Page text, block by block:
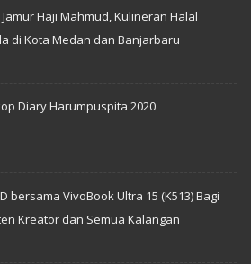
Haji Mahmud, Kulineran Halal
di Kota Medan dan Banjarbaru
Diary Harumpuspita 2020
bersama VivoBook Ultra 15 (K513) Bagi
Kreator dan Semua Kalangan